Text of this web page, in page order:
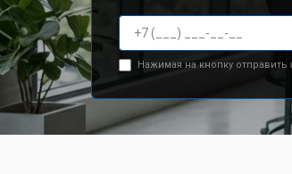
Нажимая на кнопку